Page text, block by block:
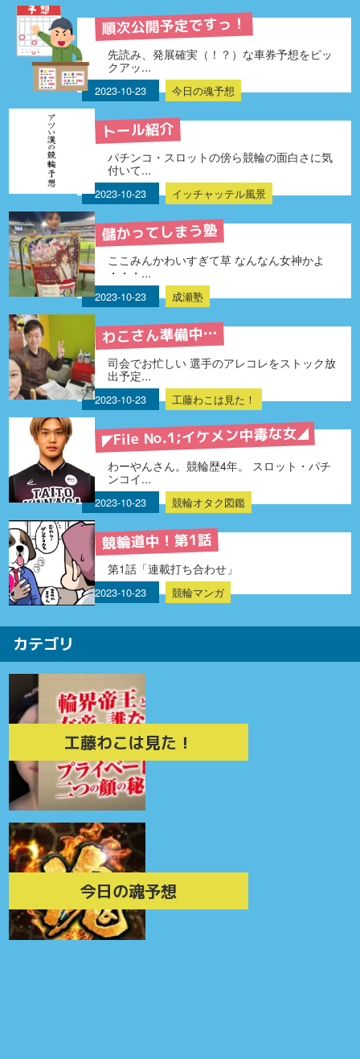
順次公開予定ですっ！
先読み、発展確実（！？）な車券予想をピッ
クアッ...
2023-10-23 今日の魂予想
トール紹介
パチンコ・スロットの傍ら競輪の面白さに気
付いて...
2023-10-23 イッチャッテル風景
儲かってしまう塾
ここみんかわいすぎて草 なんなん女神かよ
・・・...
2023-10-23 成瀬塾
わこさん準備中…
司会でお忙しい 選手のアレコレをストック放
出予定...
2023-10-23 工藤わこは見た！
◤File No.1;イケメン中毒な女◢
わーやんさん。競輪歴4年。 スロット・パチ
ンコイ...
2023-10-23 競輪オタク図鑑
競輪道中！第1話
第1話「連載打ち合わせ」
2023-10-23 競輪マンガ
カテゴリ
工藤わこは見た！
今日の魂予想